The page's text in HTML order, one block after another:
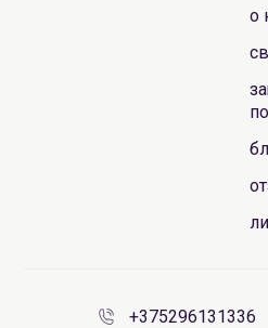
о
+375296131336